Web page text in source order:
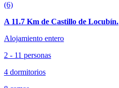
(6)
A 11.7 Km de Castillo de Locubín.
Alojamiento entero
2 - 11 personas
4 dormitorios